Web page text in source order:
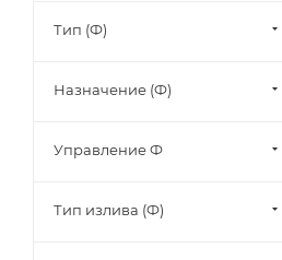
Тип (Ф)
Назначение (Ф)
Управление Ф
Тип излива (Ф)